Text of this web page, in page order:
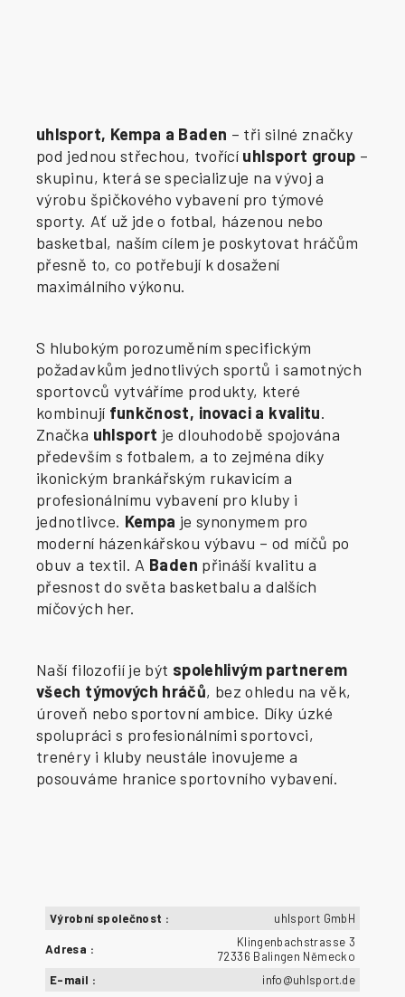
uhlsport, Kempa a Baden – tři silné značky
pod jednou střechou, tvořící uhlsport group –
skupinu, která se specializuje na vývoj a
výrobu špičkového vybavení pro týmové
sporty. Ať už jde o fotbal, házenou nebo
basketbal, naším cílem je poskytovat hráčům
přesně to, co potřebují k dosažení
maximálního výkonu.
S hlubokým porozuměním specifickým
požadavkům jednotlivých sportů i samotných
sportovců vytváříme produkty, které
kombinují funkčnost, inovaci a kvalitu.
Značka uhlsport je dlouhodobě spojována
především s fotbalem, a to zejména díky
ikonickým brankářským rukavicím a
profesionálnímu vybavení pro kluby i
jednotlivce. Kempa je synonymem pro
moderní házenkářskou výbavu – od míčů po
obuv a textil. A Baden přináší kvalitu a
přesnost do světa basketbalu a dalších
míčových her.
Naší filozofií je být spolehlivým partnerem
všech týmových hráčů, bez ohledu na věk,
úroveň nebo sportovní ambice. Díky úzké
spolupráci s profesionálními sportovci,
trenéry i kluby neustále inovujeme a
posouváme hranice sportovního vybavení.
Výrobní společnost : uhlsport GmbH
Adresa :
Klingenbachstrasse 3
72336 Balingen Německo
E-mail : info@uhlsport.de